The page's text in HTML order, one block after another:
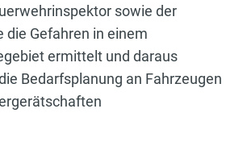
sowie der
die Gefahren in einem
ermittelt und daraus
Bedarfsplanung an Fahrzeugen